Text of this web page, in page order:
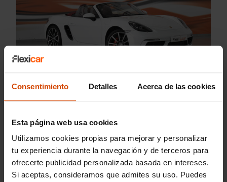
Consentimiento Detalles Acerca de las cookies
Esta página web usa cookies
Utilizamos cookies propias para mejorar y personalizar
tu experiencia durante la navegación y de terceros para
ofrecerte publicidad personalizada basada en intereses.
Si aceptas, consideramos que admites su uso. Puedes